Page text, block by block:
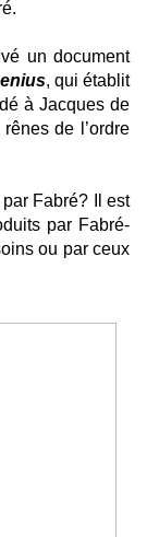
un document
, qui établit
à Jacques de
de l’ordre
Fabré? Il est
par Fabré-
ou par ceux